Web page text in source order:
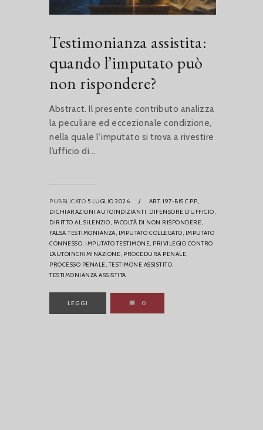
Testimonianza assistita:
quando l’imputato può
non rispondere?
Abstract. Il presente contributo analizza
la peculiare ed eccezionale condizione,
nella quale l’imputato si trova a rivestire
l’ufficio di...
PUBBLICATO 5 LUGLIO 2026 /
ART. 197-BIS C.P.P.,
DICHIARAZIONI AUTOINDIZIANTI, DIFENSORE D’UFFICIO,
DIRITTO AL SILENZIO, FACOLTÀ DI NON RISPONDERE,
FALSA TESTIMONIANZA, IMPUTATO COLLEGATO, IMPUTATO
CONNESSO, IMPUTATO TESTIMONE, PRIVILEGIO CONTRO
L’AUTOINCRIMINAZIONE, PROCEDURA PENALE,
PROCESSO PENALE, TESTIMONE ASSISTITO,
TESTIMONIANZA ASSISTITA
LEGGI 0